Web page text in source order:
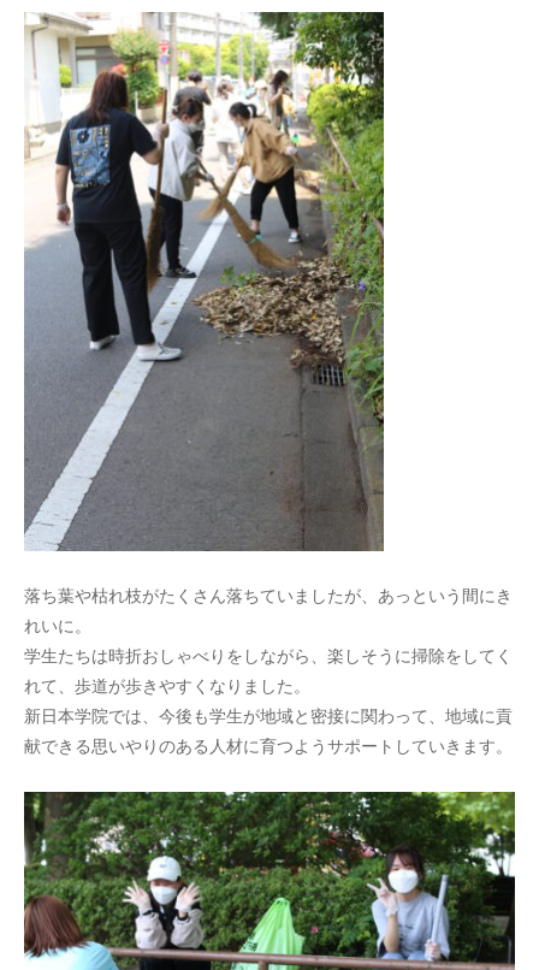
落ち葉や枯れ枝がたくさん落ちていましたが、あっという間にき
れいに。
学生たちは時折おしゃべりをしながら、楽しそうに掃除をしてく
れて、歩道が歩きやすくなりました。
新日本学院では、今後も学生が地域と密接に関わって、地域に貢
献できる思いやりのある人材に育つようサポートしていきます。